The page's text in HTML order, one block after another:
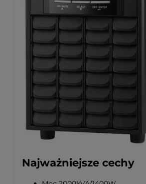
Najważniejsze cechy